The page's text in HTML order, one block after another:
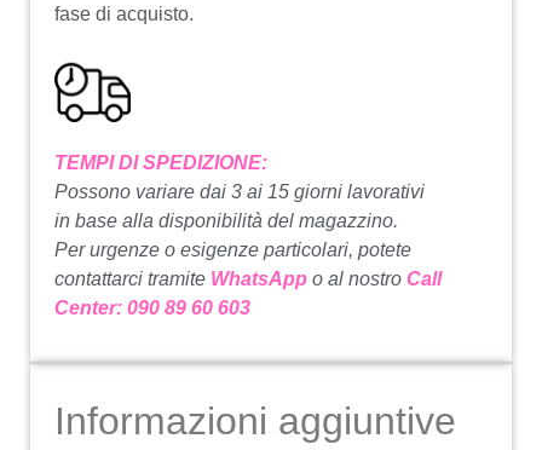
fase di acquisto.
TEMPI DI SPEDIZIONE:
Possono variare dai 3 ai 15 giorni lavorativi
in base alla disponibilità del magazzino.
Per urgenze o esigenze particolari, potete
contattarci tramite WhatsApp o al nostro Call
Center: 090 89 60 603
Informazioni aggiuntive